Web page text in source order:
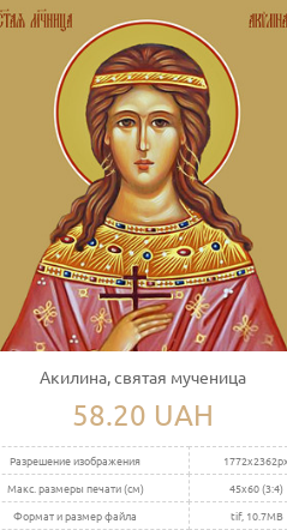
Акилина, святая мученица
58.20 UAH
Разрешение изображения
1772x2362px
Макс. размеры печати (см)
45x60 (3:4)
Формат и размер файла
tif, 10.7MB